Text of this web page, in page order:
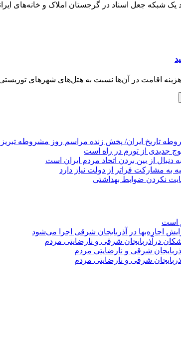
اقامت در آن‌ها نسبت به هتل‌های شهرهای توریستی
تاریخ ایران/ پخش زنده مراسم روز مشروطه تبریز
جدیدی از تورم در راه است
دنبال از بین بردن اتحاد مردم ایران است
به مشارکت فراتر از دولت نیاز دارد
است
درآذربایجان شرقی و نارضایتی مردم
شرقی و نارضایتی مردم
شرقی و نارضایتی مردم